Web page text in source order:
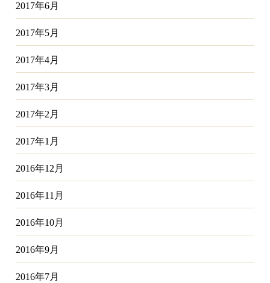
2017年6月
2017年5月
2017年4月
2017年3月
2017年2月
2017年1月
2016年12月
2016年11月
2016年10月
2016年9月
2016年7月